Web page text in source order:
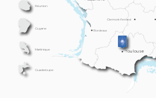
Guyane
Réunion
Martinique
Guadeloupe
Clermont-Ferrand
Bordeaux
Toulouse